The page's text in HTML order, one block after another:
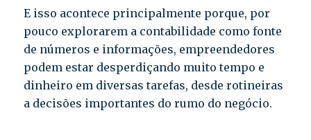
E isso acontece principalmente porque, por
pouco explorarem a contabilidade como fonte
de números e informações, empreendedores
podem estar desperdiçando muito tempo e
dinheiro em diversas tarefas, desde rotineiras
a decisões importantes do rumo do negócio.